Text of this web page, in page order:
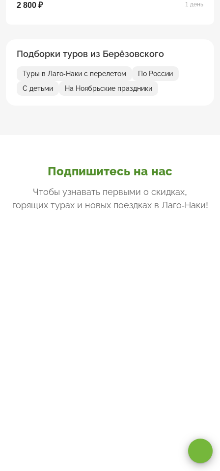
2 800 ₽ 1 день
Подборки туров из Берёзовского
Туры в Лаго-Наки с перелетом
По России
С детьми
На Ноябрьские праздники
Подпишитесь на нас
Чтобы узнавать первыми о скидках,
горящих турах и новых поездкахв Лаго-Наки!